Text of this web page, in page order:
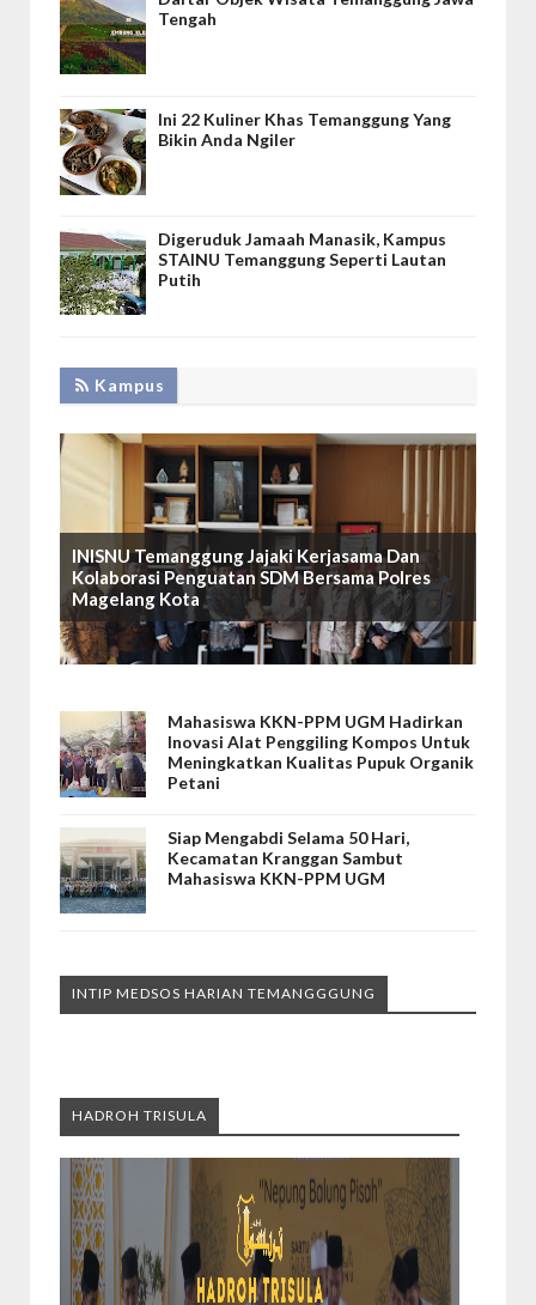
Tengah
Ini 22 Kuliner Khas Temanggung Yang
Bikin Anda Ngiler
Digeruduk Jamaah Manasik, Kampus
STAINU Temanggung Seperti Lautan
Putih
Kampus
INISNU Temanggung Jajaki Kerjasama Dan
Kolaborasi Penguatan SDM Bersama Polres
Magelang Kota
Mahasiswa KKN-PPM UGM Hadirkan
Inovasi Alat Penggiling Kompos Untuk
Meningkatkan Kualitas Pupuk Organik
Petani
Siap Mengabdi Selama 50 Hari,
Kecamatan Kranggan Sambut
Mahasiswa KKN-PPM UGM
INTIP MEDSOS HARIAN TEMANGGGUNG
HADROH TRISULA